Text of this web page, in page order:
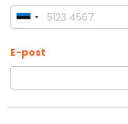
Estonia
E-post